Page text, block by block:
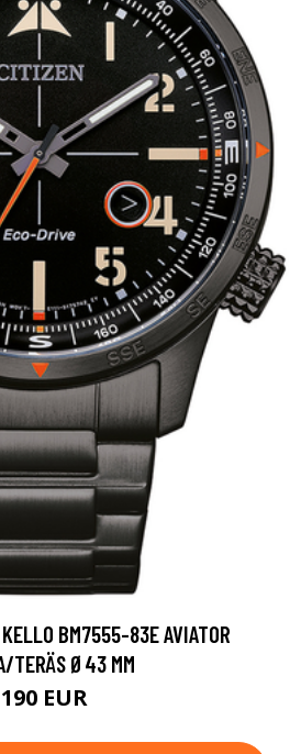
BM7555-83E AVIATOR
TERÄS Ø43 MM
190 EUR